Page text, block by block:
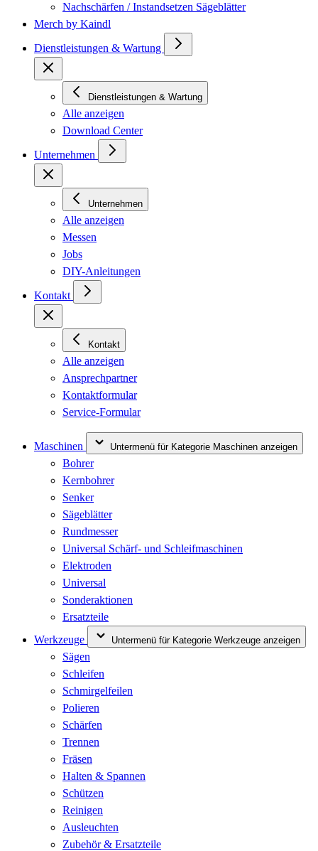
Nachschärfen / Instandsetzen Sägeblätter
Merch by Kaindl
Dienstleistungen & Wartung
Dienstleistungen & Wartung
Alle anzeigen
Download Center
Unternehmen
Unternehmen
Alle anzeigen
Messen
Jobs
DIY-Anleitungen
Kontakt
Kontakt
Alle anzeigen
Ansprechpartner
Kontaktformular
Service-Formular
Maschinen Untermenü für Kategorie Maschinen anzeigen
Bohrer
Kernbohrer
Senker
Sägeblätter
Rundmesser
Universal Schärf- und Schleifmaschinen
Elektroden
Universal
Sonderaktionen
Ersatzteile
Werkzeuge
Untermenü für Kategorie Werkzeuge anzeigen
Sägen
Schleifen
Schmirgelfeilen
Polieren
Schärfen
Trennen
Fräsen
Halten & Spannen
Schützen
Reinigen
Ausleuchten
Zubehör & Ersatzteile